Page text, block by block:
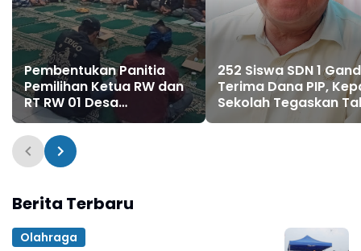
Pembentukan Panitia
Pemilihan Ketua RW dan
RT RW 01 Desa
Bojongsoang Digelar di
Masjid An-Nur
252 Siswa SDN 1
Terima Dana PIP,
Sekolah Tegaskan
Ada Pungutan
Berita Terbaru
Olahraga